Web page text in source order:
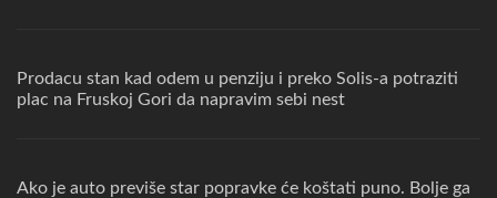
Prodacu stan kad odem u penziju i preko Solis-a potraziti
plac na Fruskoj Gori da napravim sebi nest
Ako je auto previše star popravke će koštati puno. Bolje ga